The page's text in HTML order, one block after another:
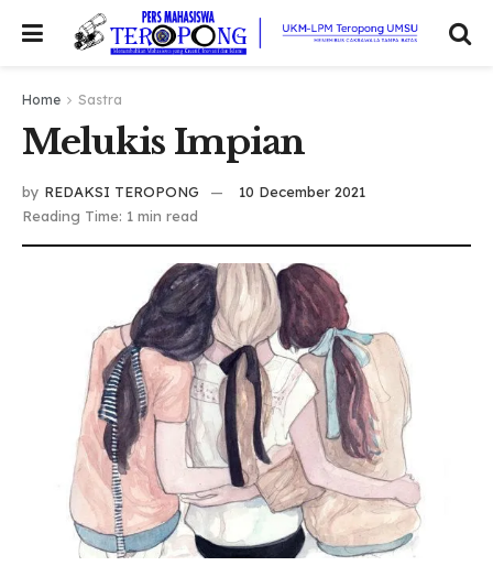
Home Sastra
Melukis Impian
by REDAKSI TEROPONG
10 December 2021
Reading Time: 1 min read